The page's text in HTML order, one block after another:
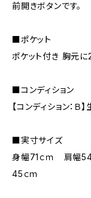
前開きボタンです。
■ポケット
ポケット付き 胸元
■コンディション
【コンディション：
■実寸サイズ
身幅71ｃｍ 肩幅
45ｃｍ